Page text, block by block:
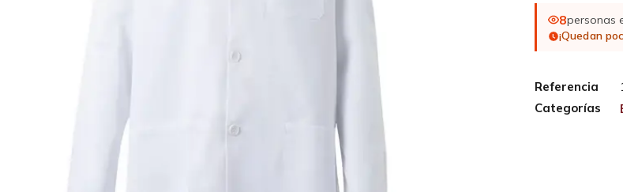
8personas
¡Quedan
Referencia
Categorías